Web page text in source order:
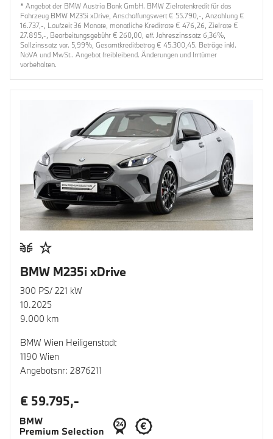
* Angebot der BMW Austria Bank GmbH. BMW Zielratenkredit für das
Fahrzeug BMW M235i xDrive, Anschaffungswert € 55.790,-, Anzahlung €
16.737,-, Laufzeit 36 Monate, monatliche Kreditrate € 476,26, Zielrate €
27.895,-, Bearbeitungsgebühr € 260,00, eff. Jahreszinssatz 6,36%,
Sollzinssatz var. 5,99%, Gesamtkreditbetrag € 45.300,45. Beträge inkl.
NoVA und MwSt.. Angebot freibleibend. Änderungen und Irrtümer
vorbehalten.
BMW M235i xDrive
300 PS/ 221 kW
10.2025
9.000 km
BMW Wien Heiligenstadt
1190 Wien
Angebotsnr: 2876211
€ 59.795,-